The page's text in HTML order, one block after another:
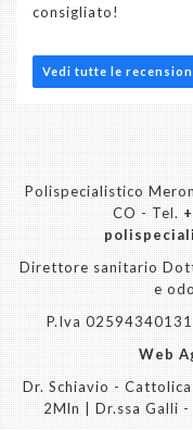
consigliato!
Vedi tutte le
Polispecialistico
CO - Tel.
Direttore sanitario
e
P.Iva
Web
Dr. Schiavio -
2Mln | Dr.ssa Galli